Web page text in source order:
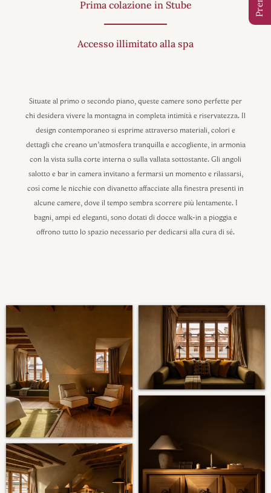
Prima colazione in Stube
Accesso illimitato alla spa
Situate al primo o secondo piano, queste camere sono perfette per
chi desidera vivere la montagna in completa intimità e riservatezza. Il
design contemporaneo si esprime attraverso materiali, colori e
dettagli che creano un’atmosfera tranquilla e accogliente, in armonia
con la vista sulla corte interna o sulla vallata sottostante. Gli angoli
salotto e bar in camera invitano a fermarsi un momento e rilassarsi,
così come le nicchie con divanetto affacciate alla finestra presenti in
alcune camere, dove il tempo sembra scorrere più lentamente. I
bagni, ampi ed eleganti, sono dotati di docce walk-in a pioggia e
offrono tutto lo spazio necessario per dedicarsi alla cura di sé.